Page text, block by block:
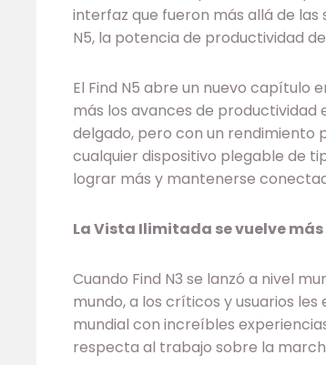
interfaz que fueron más allá de
N5, la potencia de productividad
El Find N5 abre un nuevo capítulo
más los avances de productividad
delgado, pero con un rendimiento
cualquier dispositivo plegable de
lograr más y mantenerse
La Vista Ilimitada se vuelve
Cuando Find N3 se lanzó a nivel
mundo, a los críticos y usuarios
mundial con increíbles
respecta al trabajo sobre la